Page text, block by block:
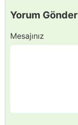
Yorum Gönder
Mesajınız